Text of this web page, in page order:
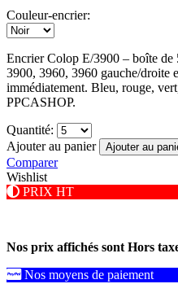
Couleur-encrier:
Encrier Colop E/3900 – boîte de
3900, 3960, 3960 gauche/
immédiatement. Bleu, rouge,
PPCASHOP.
Quantité:
Ajouter au panier
Ajouter au
Comparer
Wishlist
PRIX HT
Nos prix affichés sont Hors
Nos moyens de paiement